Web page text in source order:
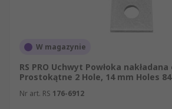
W magazynie
RS PRO Uchwyt Powłoka
Prostokątne 2 Hole, 14 mm Holes
Nr art. RS 176-6912